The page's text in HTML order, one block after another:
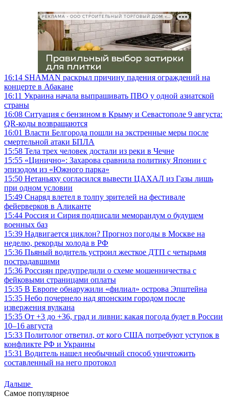
РЕКЛАМА • ООО СТРОИТЕЛЬНЫЙ ТОРГОВЫЙ ДОМ «ПЕТРОВИЧ», ИНН 7802348846
16:14 SHAMAN раскрыл причину падения ограждений на
концерте в Абакане
16:11 Украина начала выпрашивать ПВО у одной азиатской
страны
16:08 Ситуация с бензином в Крыму и Севастополе 9 августа:
QR-коды возвращаются
16:01 Власти Белгорода пошли на экстренные меры после
смертельной атаки БПЛА
15:58 Тела трех человек достали из реки в Чечне
15:55 «Цинично»: Захарова сравнила политику Японии с
эпизодом из «Южного парка»
15:50 Нетаньяху согласился вывести ЦАХАЛ из Газы лишь
при одном условии
15:49 Снаряд влетел в толпу зрителей на фестивале
фейерверков в Аликанте
15:44 Россия и Сирия подписали меморандум о будущем
военных баз
15:39 Надвигается циклон? Прогноз погоды в Москве на
неделю, рекорды холода в РФ
15:36 Пьяный водитель устроил жесткое ДТП с четырьмя
пострадавшими
15:36 Россиян предупредили о схеме мошенничества с
фейковыми страницами оплаты
15:35 В Европе обнаружили «филиал» острова Эпштейна
15:35 Небо почернело над японским городом после
извержения вулкана
15:35 От +3 до +36, град и ливни: какая погода будет в России
10–16 августа
15:33 Политолог ответил, от кого США потребуют уступок в
конфликте РФ и Украины
15:31 Водитель нашел необычный способ уничтожить
составленный на него протокол
Дальше
Самое популярное